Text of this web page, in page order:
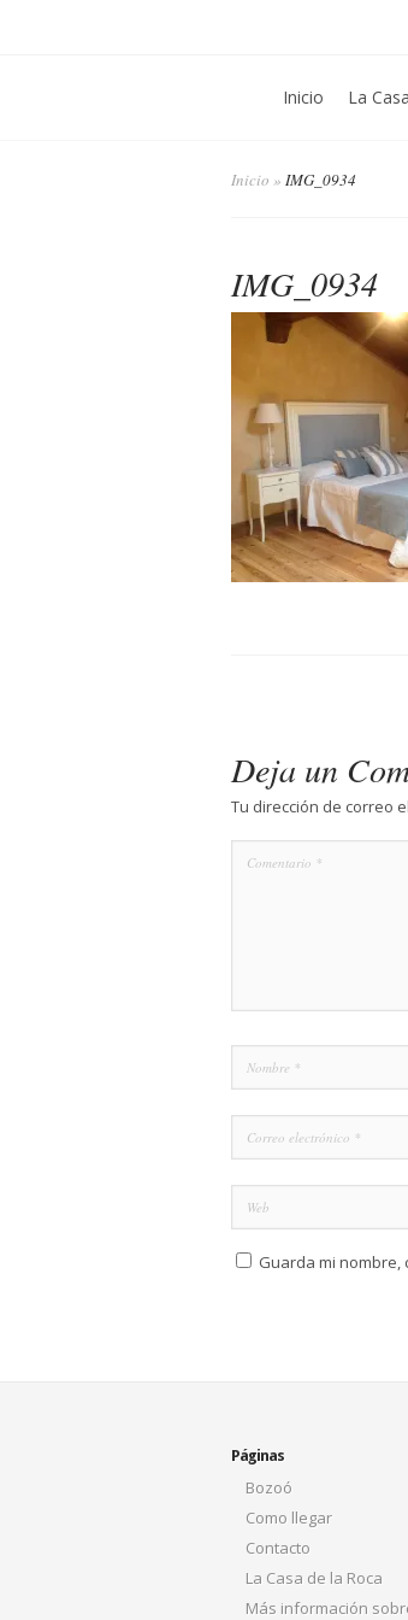
Inicio La
Inicio » IMG_0934
IMG_0934
Deja un
Tu dirección de correo
Guarda mi
Páginas
Bozoó
Como llegar
Contacto
La Casa de la Roca
Más información